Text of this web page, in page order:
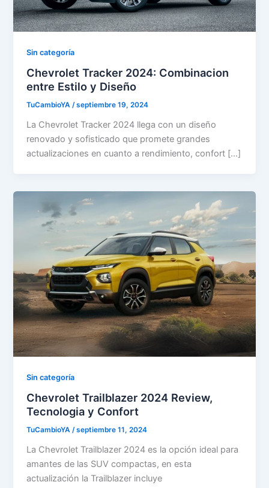
Sin categoría
Chevrolet Tracker 2024: Combinacion
entre Estilo y Diseño
TuCambioYA/septiembre 19, 2024
La Chevrolet Tracker 2024 llega con un diseño
renovado y sofisticado que promete grandes
actualizaciones en cuanto a rendimiento, confort […]
Sin categoría
Chevrolet Trailblazer 2024 Review,
Tecnologia y Confort
TuCambioYA/septiembre 11, 2024
La Chevrolet Trailblazer 2024 es la opción ideal para
amantes de las SUV compactas, en esta
actualización la Trailblazer incluye